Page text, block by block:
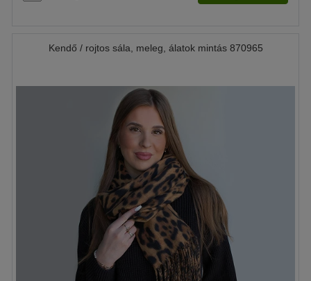
Kendő / rojtos sála, meleg, álatok mintás 870965